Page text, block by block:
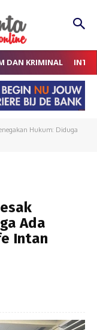
DAN KRIMINAL
Hukum: Diduga
Ada
Intan